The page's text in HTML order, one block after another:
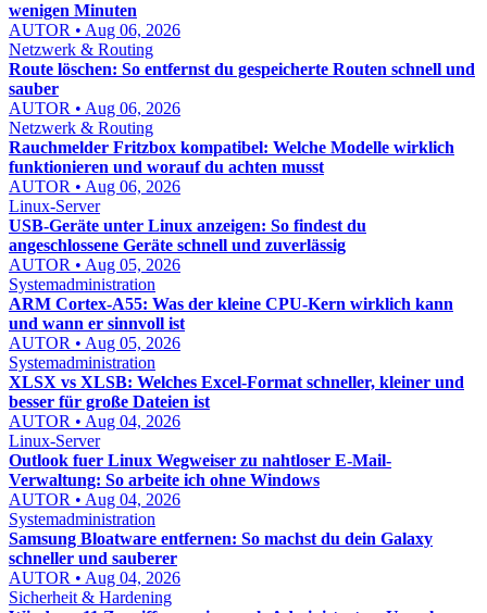
wenigen Minuten
AUTOR • Aug 06, 2026
Netzwerk & Routing
Route löschen: So entfernst du gespeicherte Routen schnell und
sauber
AUTOR • Aug 06, 2026
Netzwerk & Routing
Rauchmelder Fritzbox kompatibel: Welche Modelle wirklich
funktionieren und worauf du achten musst
AUTOR • Aug 06, 2026
Linux-Server
USB-Geräte unter Linux anzeigen: So findest du
angeschlossene Geräte schnell und zuverlässig
AUTOR • Aug 05, 2026
Systemadministration
ARM Cortex-A55: Was der kleine CPU-Kern wirklich kann
und wann er sinnvoll ist
AUTOR • Aug 05, 2026
Systemadministration
XLSX vs XLSB: Welches Excel-Format schneller, kleiner und
besser für große Dateien ist
AUTOR • Aug 04, 2026
Linux-Server
Outlook fuer Linux Wegweiser zu nahtloser E-Mail-
Verwaltung: So arbeite ich ohne Windows
AUTOR • Aug 04, 2026
Systemadministration
Samsung Bloatware entfernen: So machst du dein Galaxy
schneller und sauberer
AUTOR • Aug 04, 2026
Sicherheit & Hardening